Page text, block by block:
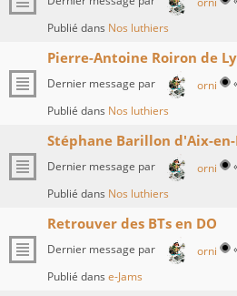
Publié dans Nos luthiers
Pierre-Antoine Roiron de
Dernier message par orni
Publié dans Nos luthiers
Stéphane Barillon d'Aix-
Dernier message par orni
Publié dans Nos luthiers
Retrouver des BTs en DO
Dernier message par orni
Publié dans e-Jams